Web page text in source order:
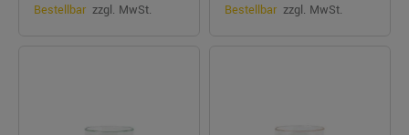
Bestellbar zzgl. MwSt.
Bestellbar zzgl. MwSt.